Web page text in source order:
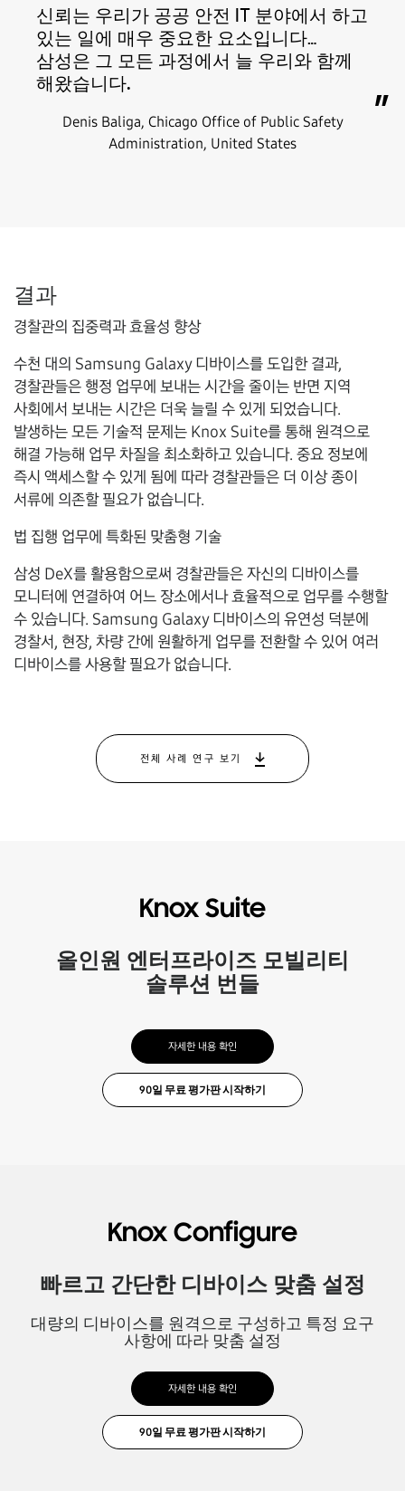
신뢰는 우리가 공공 안전 IT 분야에서 하고
있는 일에 매우 중요한 요소입니다…
삼성은 그 모든 과정에서 늘 우리와 함께
해왔습니다.
Denis Baliga, Chicago Office of Public Safety
Administration, United States
”
결과
경찰관의 집중력과 효율성 향상
수천 대의 Samsung Galaxy 디바이스를 도입한 결과,
경찰관들은 행정 업무에 보내는 시간을 줄이는 반면 지역
사회에서 보내는 시간은 더욱 늘릴 수 있게 되었습니다.
발생하는 모든 기술적 문제는 Knox Suite를 통해 원격으로
해결 가능해 업무 차질을 최소화하고 있습니다. 중요 정보에
즉시 액세스할 수 있게 됨에 따라 경찰관들은 더 이상 종이
서류에 의존할 필요가 없습니다.
법 집행 업무에 특화된 맞춤형 기술
삼성 DeX를 활용함으로써 경찰관들은 자신의 디바이스를
모니터에 연결하여 어느 장소에서나 효율적으로 업무를 수행할
수 있습니다. Samsung Galaxy 디바이스의 유연성 덕분에
경찰서, 현장, 차량 간에 원활하게 업무를 전환할 수 있어 여러
디바이스를 사용할 필요가 없습니다.
전체 사례 연구 보기
Knox Suite
올인원 엔터프라이즈 모빌리티
솔루션 번들
자세한 내용 확인
Knox Configure
빠르고 간단한 디바이스 맞춤 설정
대량의 디바이스를 원격으로 구성하고 특정 요구
사항에 따라 맞춤 설정
자세한 내용 확인